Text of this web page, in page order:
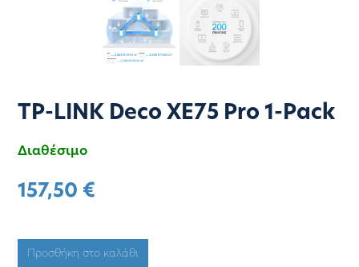
TP-LINK Deco XE75 Pro 1-Pack
Διαθέσιμο
157,50 €
Προσθήκη στο καλάθι